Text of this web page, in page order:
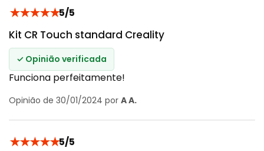
★★★★★5/5
Kit CR Touch standard Creality
✓ Opinião verificada
Funciona perfeitamente!
Opinião de 30/01/2024 por A A.
★★★★★5/5